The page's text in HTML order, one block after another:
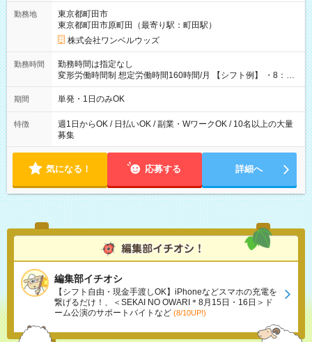
勤務地
東京都町田市
東京都町田市原町田（最寄り駅：町田駅）
株式会社ワンベルウッズ
勤務時間
勤務時間は指定なし
変形労働時間制 想定労働時間160時間/月 【シフト例】 ・8：00
～21：00
期間 単発・1日のみOK
特徴
週1日からOK / 日払いOK / 副業・WワークOK / 10名以上の大量
募集
気になる！ 応募する 詳細へ
編集部イチオシ
【シフト自由・現金手渡しOK】iPhoneなどスマホの充電を
繋げるだけ！、＜SEKAI NO OWARI＊8月15日・16日＞ド
ーム公演のサポートバイトなど (8/10UP!)